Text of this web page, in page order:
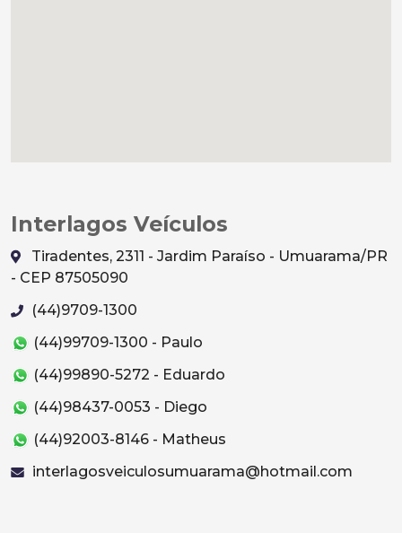
Interlagos Veículos
Tiradentes, 2311 - Jardim Paraíso - Umuarama/PR
- CEP 87505090
(44)9709-1300
(44)99709-1300 - Paulo
(44)99890-5272 - Eduardo
(44)98437-0053 - Diego
(44)92003-8146 - Matheus
interlagosveiculosumuarama@hotmail.com